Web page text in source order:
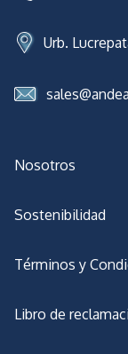
Urb.
Nosotros
Sostenibilidad
Términos y
Libro de